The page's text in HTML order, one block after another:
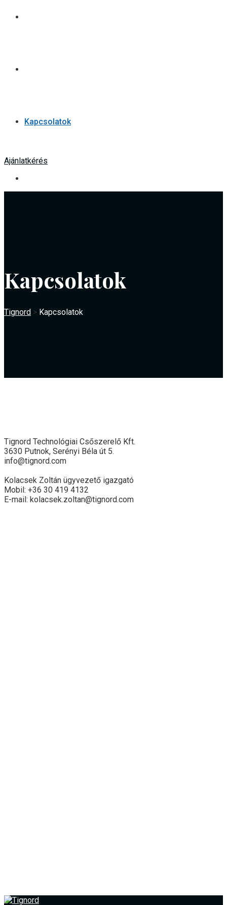
Kapcsolatok
Ajánlatkérés
Kapcsolatok
Tignord > Kapcsolatok
Tignord Technológiai Csőszerelő Kft.
3630 Putnok, Serényi Béla út 5.
info@tignord.com
Kolacsek Zoltán ügyvezető igazgató
Mobil: +36 30 419 4132
E-mail: kolacsek.zoltan@tignord.com